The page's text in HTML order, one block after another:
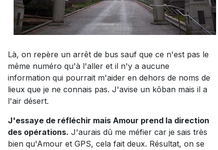
Là, on repère un arrêt de bus sauf que ce n'est pas le
même numéro qu'à l'aller et il n'y a aucune
information qui pourrait m'aider en dehors de noms de
lieux que je ne connais pas. J'avise un kôban mais il a
l'air désert.
J'essaye de réfléchir mais Amour prend la direction
des opérations. J'aurais dû me méfier car je sais très
bien qu'Amour et GPS, cela fait deux. Résultat, on se